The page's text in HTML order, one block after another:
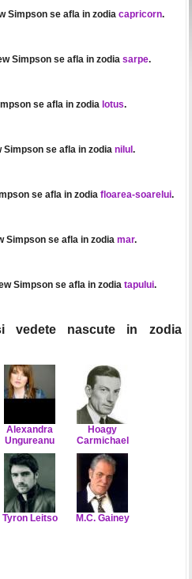
Simpson se afla in zodia capricorn.
Simpson se afla in zodia sarpe.
se afla in zodia lotus.
Simpson se afla in zodia nilul .
se afla in zodia floarea-soarelui.
Simpson se afla in zodia mar.
Simpson se afla in zodia tapului.
vedete nascute in zodia
Alexandra
Ungureanu
Hoagy
Carmichael
Tyron Leitso M.C. Gainey